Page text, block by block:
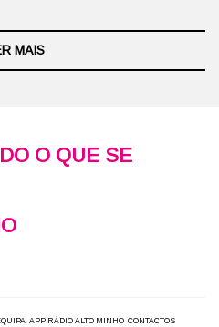
MAIS
O QUE SE
APP RÁDIO ALTO MINHO CONTACTOS